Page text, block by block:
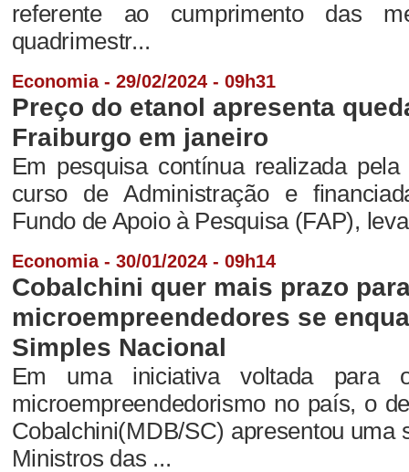
referente ao cumprimento das
quadrimestr...
Economia - 29/02/2024 - 09h31
Preço do etanol apresenta
Fraiburgo em janeiro
Em pesquisa contínua realizada
curso de Administração e
Fundo de Apoio à Pesquisa (FAP),
Economia - 30/01/2024 - 09h14
Cobalchini quer mais prazo
microempreendedores se
Simples Nacional
Em uma iniciativa voltada para
microempreendedorismo no país, o
Cobalchini(MDB/SC) apresentou uma
Ministros das ...